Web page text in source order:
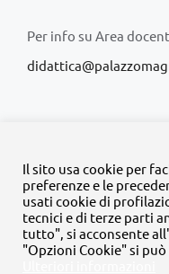
Per info su Area
© Copyright 2020 -2026
progetto della
Il sito usa cookie per
preferenze e le
usati cookie di
tecnici e di terze parti
tutto", si acconsente
"Opzioni Cookie" si